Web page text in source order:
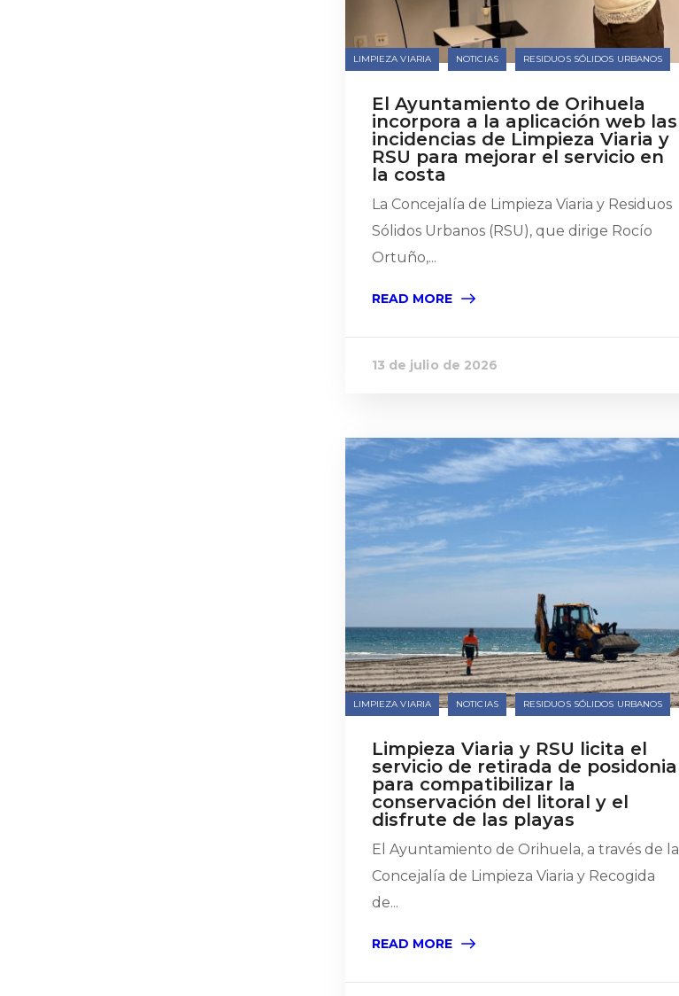
LIMPIEZA VIARIA NOTICIAS RESIDUOS SÓLIDOS URBANOS
El Ayuntamiento de Orihuela
incorpora a la aplicación web las
incidencias de Limpieza Viaria y
RSU para mejorar el servicio en
la costa
La Concejalía de Limpieza Viaria y Residuos
Sólidos Urbanos (RSU), que dirige Rocío
Ortuño,...
READ MORE
13 de julio de 2026
LIMPIEZA VIARIA NOTICIAS RESIDUOS SÓLIDOS URBANOS
Limpieza Viaria y RSU licita el
servicio de retirada de posidonia
para compatibilizar la
conservación del litoral y el
disfrute de las playas
El Ayuntamiento de Orihuela, a través de la
Concejalía de Limpieza Viaria y Recogida
de...
READ MORE